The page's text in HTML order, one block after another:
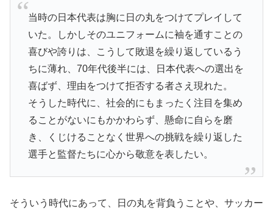
当時の日本代表は胸に日の丸をつけてプレイして
いた。しかしそのユニフォームに袖を通すことの
喜びや誇りは、こうして敗退を繰り返しているう
ちに薄れ、70年代後半には、日本代表への選出を
喜ばず、理由をつけて拒否する者さえ現れた。
そうした時代に、社会的にもまったく注目を集め
ることがないにもかかわらず、懸命に自らを磨
き、くじけることなく世界への挑戦を繰り返した
選手と監督たちに心から敬意を表したい。
そういう時代にあって、日の丸を背負うことや、サッカー